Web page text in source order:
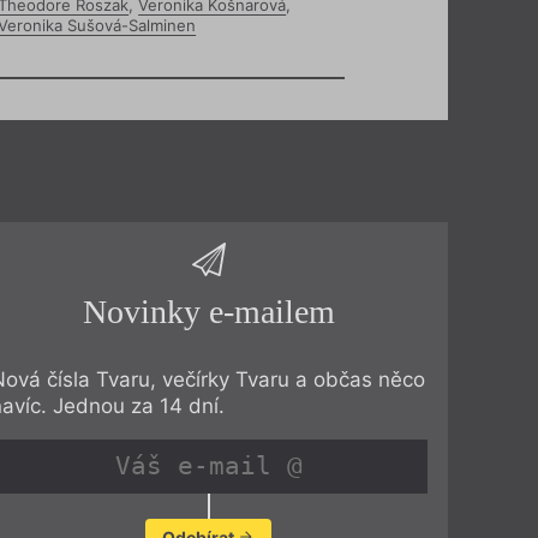
Roszak Veronika Košnarová
Sušová-Salminen
Novinky e-mailem
čísla Tvaru, večírky Tvaru a občas něco
Jednou za 14 dní.